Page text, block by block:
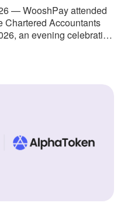
— WooshPay attended
Chartered Accountants
an evening celebrating
of partnership with
accountancy body,